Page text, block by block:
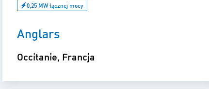
0,25 MW łącznej mocy
Anglars
Occitanie, Francja